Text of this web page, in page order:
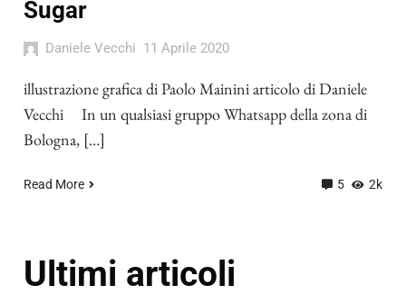
Sugar
Daniele Vecchi 11 Aprile 2020
illustrazione grafica di Paolo Mainini articolo di Daniele
Vecchi In un qualsiasi gruppo Whatsapp della zona di
Bologna, […]
Read More 5 2k
Ultimi articoli